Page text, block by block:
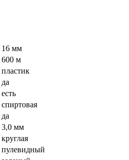
16 мм
600 м
пластик
да
есть
спиртовая
да
3,0 мм
круглая
пулевидный